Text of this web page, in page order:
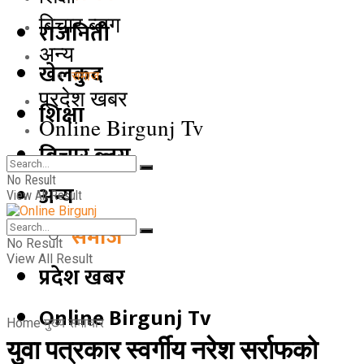
राजनिती
खेलकुद
शिक्षा
बिचार ब्लग
अन्य
समाज
प्रदेश खबर
Online Birgunj Tv
बिचार ब्लग
अन्य
समाज
प्रदेश खबर
Online Birgunj Tv
No Result
View All Result
No Result
View All Result
Home मुख्य समाचार
युवा पत्रकार स्वर्गीय नरेश सर्राफको